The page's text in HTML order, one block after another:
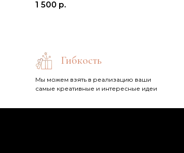
1 500 р.
Гибкость
Мы можем взять в реализацию ваши
самые креативные и интересные идеи